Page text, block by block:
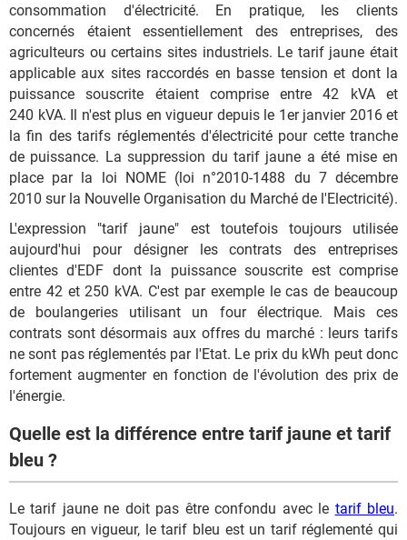
consommation d'électricité. En pratique, les clients
concernés étaient essentiellement des entreprises, des
agriculteurs ou certains sites industriels. Le tarif jaune était
applicable aux sites raccordés en basse tension et dont la
puissance souscrite étaient comprise entre 42 kVA et
240 kVA. Il n'est plus en vigueur depuis le 1er janvier 2016 et
la fin des tarifs réglementés d'électricité pour cette tranche
de puissance. La suppression du tarif jaune a été mise en
place par la loi NOME (loi n°2010-1488 du 7 décembre
2010 sur la Nouvelle Organisation du Marché de l'Electricité).
L'expression "tarif jaune" est toutefois toujours utilisée
aujourd'hui pour désigner les contrats des entreprises
clientes d'EDF dont la puissance souscrite est comprise
entre 42 et 250 kVA. C'est par exemple le cas de beaucoup
de boulangeries utilisant un four électrique. Mais ces
contrats sont désormais aux offres du marché : leurs tarifs
ne sont pas réglementés par l'Etat. Le prix du kWh peut donc
fortement augmenter en fonction de l'évolution des prix de
l'énergie.
Quelle est la différence entre tarif jaune et tarif
bleu ?
Le tarif jaune ne doit pas être confondu avec le tarif bleu.
Toujours en vigueur, le tarif bleu est un tarif réglementé qui